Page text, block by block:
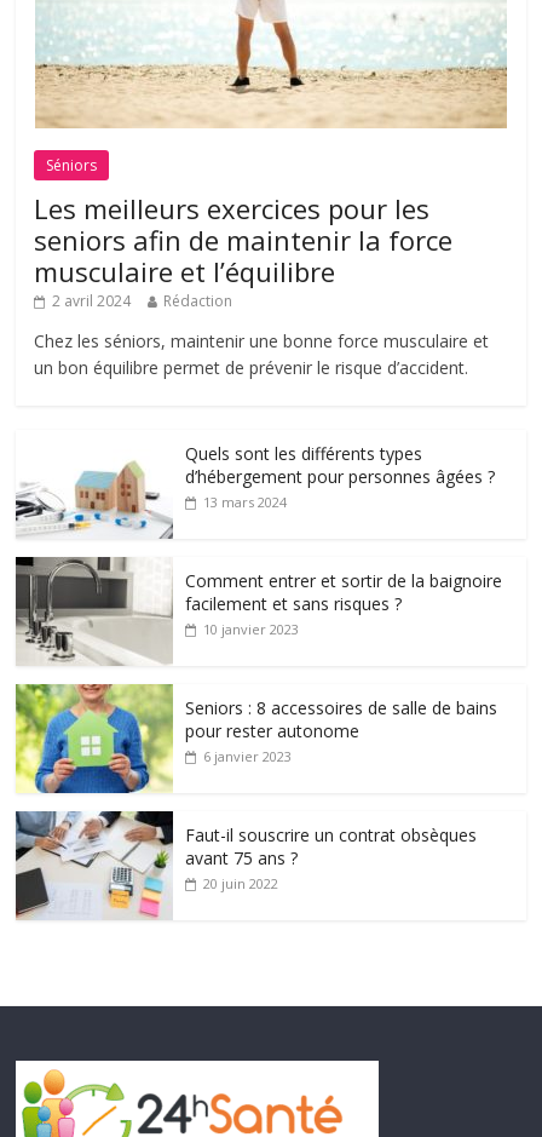
Séniors
Les meilleurs exercices pour les
seniors afin de maintenir la force
musculaire et l’équilibre
2 avril 2024 Rédaction
Chez les séniors, maintenir une bonne force musculaire et
un bon équilibre permet de prévenir le risque d’accident.
Quels sont les différents types
d’hébergement pour personnes âgées ?
13 mars 2024
Comment entrer et sortir de la baignoire
facilement et sans risques ?
10 janvier 2023
Seniors : 8 accessoires de salle de bains
pour rester autonome
6 janvier 2023
Faut-il souscrire un contrat obsèques
avant 75 ans ?
20 juin 2022